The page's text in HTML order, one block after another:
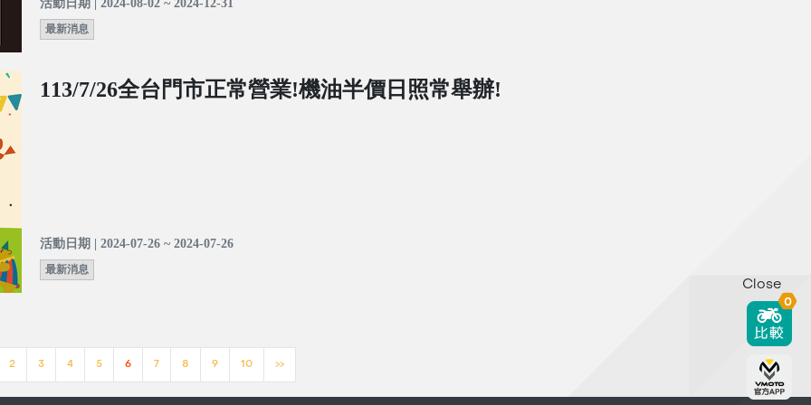
活動日期 | 2024-08-02 ~ 2024-12-31
最新消息
113/7/26全台門市正常營業!機油半價日照常舉辦!
活動日期 | 2024-07-26 ~ 2024-07-26
最新消息
2 3 4 5 6 7 8 9 10 >>
Close
0